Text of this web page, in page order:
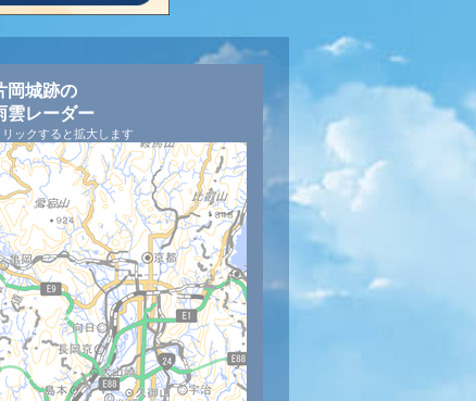
岡城跡の
雲レーダー
リックすると拡大します